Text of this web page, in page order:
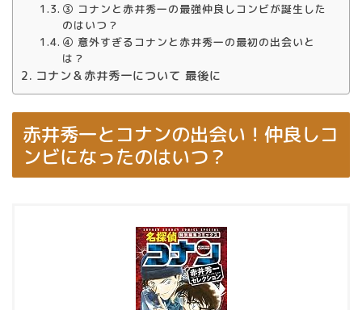
③ コナンと赤井秀一の最強仲良しコンビが誕生した
のはいつ？
④ 意外すぎるコナンと赤井秀一の最初の出会いと
は？
コナン＆赤井秀一について 最後に
赤井秀一とコナンの出会い！仲良しコ
ンビになったのはいつ？